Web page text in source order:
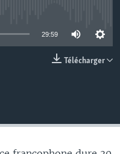
29:59
Télécharger